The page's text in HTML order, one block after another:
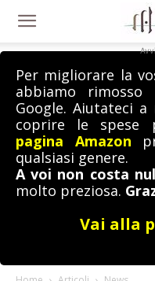
Per migliorare la
abbiamo
Google. Aiutateci
coprire le spese
pagina Amazon
qualsiasi genere.
A voi non costa
molto preziosa.
Vai alla